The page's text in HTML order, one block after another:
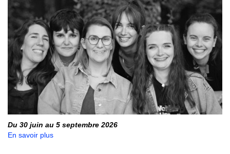
Du 30 juin au 5 septembre 2026
En savoir plus